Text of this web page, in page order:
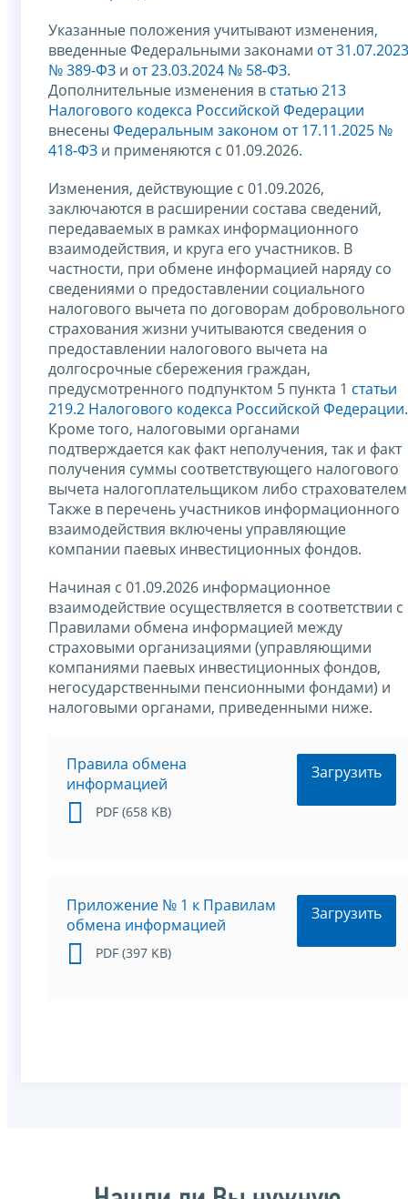
Указанные положения учитывают изменения,
введенные Федеральными законами от 31.07.2023
№ 389-ФЗ и от 23.03.2024 № 58-ФЗ.
Дополнительные изменения в статью 213
Налогового кодекса Российской Федерации
внесены Федеральным законом от 17.11.2025 №
418-ФЗ и применяются с 01.09.2026.
Изменения, действующие с 01.09.2026,
заключаются в расширении состава сведений,
передаваемых в рамках информационного
взаимодействия, и круга его участников. В
частности, при обмене информацией наряду со
сведениями о предоставлении социального
налогового вычета по договорам добровольного
страхования жизни учитываются сведения о
предоставлении налогового вычета на
долгосрочные сбережения граждан,
предусмотренного подпунктом 5 пункта 1 статьи
219.2 Налогового кодекса Российской Федерации.
Кроме того, налоговыми органами
подтверждается как факт неполучения, так и факт
получения суммы соответствующего налогового
вычета налогоплательщиком либо
Также в перечень участников информационного
взаимодействия включены управляющие
компании паевых инвестиционных фондов.
Начиная с 01.09.2026 информационное
взаимодействие осуществляется в соответствии с
Правилами обмена информацией между
страховыми организациями (управляющими
компаниями паевых инвестиционных фондов,
негосударственными пенсионными фондами) и
налоговыми органами, приведенными ниже.
Правила обмена
информацией
PDF (658 KB)
Загрузить
Приложение № 1 к Правилам
обмена информацией
PDF (397 KB)
Загрузить